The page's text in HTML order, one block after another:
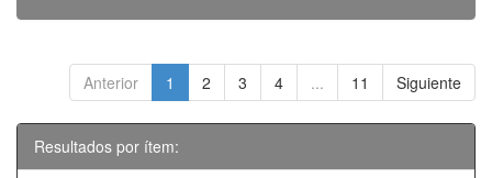
Anterior 1 2 3 4 ... 11 Siguiente
Resultados por ítem: